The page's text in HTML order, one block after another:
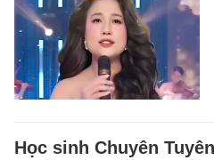
Học sinh Chuyên